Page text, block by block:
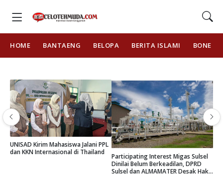
HOME BANTAENG BELOPA BERITA ISLAMI BONE
Kirim Mahasiswa Jalani PPL
Internasional di Thailand
Participating Interest Migas Sulsel
Dinilai Belum Berkeadilan, DPRD
Sulsel dan ALMAMATER Desak Hak
Seminar
Nasional
Halid
kehadiran